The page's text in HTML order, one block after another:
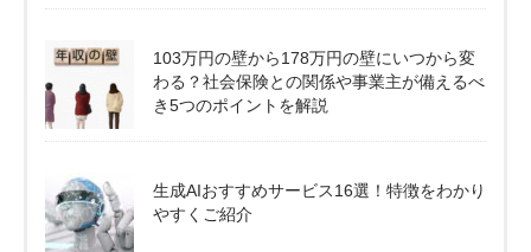
103万円の壁から178万円の壁にいつから変
わる？社会保険との関係や事業主が備えるべ
き5つのポイントを解説
生成AIおすすめサービス16選！特徴をわかり
やすくご紹介